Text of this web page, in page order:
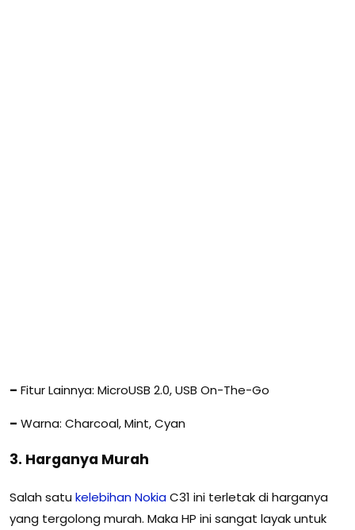
– Fitur Lainnya: MicroUSB 2.0, USB On-The-Go
– Warna: Charcoal, Mint, Cyan
3. Harganya Murah
Salah satu kelebihanNokiaC31 ini terletak di harganya
yang tergolong murah. Maka HP ini sangat layak untuk